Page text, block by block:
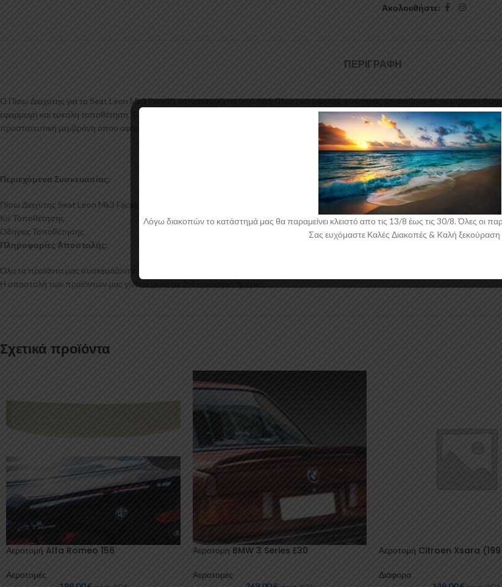
Ακολουθήστε:
ΠΕΡΙΓΡΑΦΉ
Ο Πίσω Διαχύτης για το Seat Leon Mk3 Facelift κατασκευάζεται από ABS Πλαστικό υψηλής ποιότητας και αισθητικής σε μηχανές
εφαρμογή και εύκολη τοποθέτηση. Το υλικό πλαστικού που χρησιμοποιείται για την δημιουργία προϊόντων έρχεται σε Μαύρο
προστατευτική μεμβράνη όπου αφαιρείται πριν την τοποθέτηση.
Περιεχόμενα Συσκευασίας:
Πίσω Διαχύτης Seat Leon Mk3 Facelift
Κιτ Τοποθέτησης
Οδηγίες Τοποθέτησης
Πληροφορίες Αποστολής:
Όλα τα προϊόντα μας συσκευάζονται και αποστέλλονται με προστατευτικό νάιλον μέσα στο κουτί τους για μεγαλύτερη ασφάλεια κατά
Η αποστολή των προϊόντων μας γίνεται μέσα σε 2-4 εργάσιμες ημέρες.
Σχετικά προϊόντα
Αεροτομή Alfa Romeo 156
Αεροτομές
Αεροτομή BMW 3 Series E30
Αεροτομές
Αεροτομή Citroen Xsara
Διάφορα
Λόγω διακοπών το κατάστημά μας θα παραμείνει κλειστό απο τις 13/8 έως τις 30/8. Όλες οι
Σας ευχόμαστε Καλές Διακοπές & Kαλή